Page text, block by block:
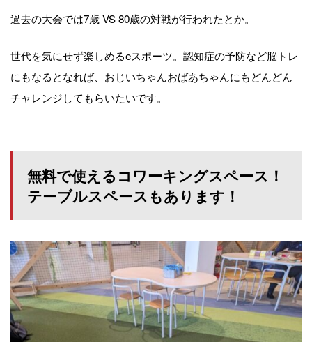
過去の大会では7歳 VS 80歳の対戦が行われたとか。
世代を気にせず楽しめるeスポーツ。認知症の予防など脳トレ
にもなるとなれば、おじいちゃんおばあちゃんにもどんどん
チャレンジしてもらいたいです。
無料で使えるコワーキングスペース！
テーブルスペースもあります！